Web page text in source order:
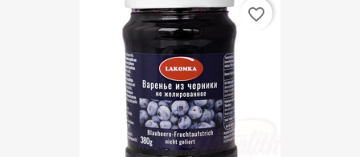
favorite_border